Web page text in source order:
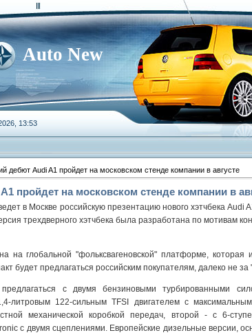
Auto New
13:53
дебют Audi A1 пройдет на московском стенде компании в августе
пройдет на московском стенде компании в
в Москве российскую презентацию нового хэтчбека Audi
трехдверного хэтчбека была разработана по мотивам
на глобальной "фольксвагеновской" платформе, которая
будет предлагаться российским покупателям, далеко не за
с двумя бензиновыми турбированными
литровым 122-сильным TFSI двигателем с
механической коробкой передач, второй - с 6-
с двумя сцеплениями. Европейские дизельные